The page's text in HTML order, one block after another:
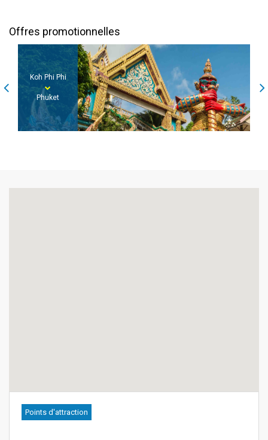
Offres promotionnelles
Phuket
Koh Lanta
Points d'attraction